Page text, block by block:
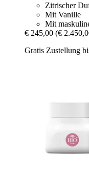
Zitrischer
Mit Vanille
Mit
€ 245,00 (€
Gratis Zustellung